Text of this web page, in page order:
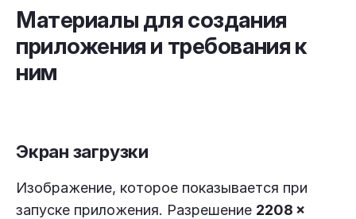
Материалы для создания
приложения и требования к
ним
Экран загрузки
Изображение, которое показывается при
запуске приложения. Разрешение 2208 ×